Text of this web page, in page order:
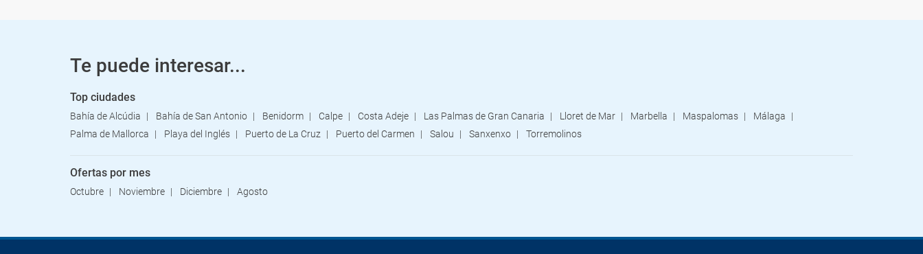
Te puede interesar...
Top ciudades
Bahía de Alcúdia Bahía de San Antonio Benidorm Calpe Costa Adeje Las Palmas de Gran Canaria Lloret de Mar Marbella Maspalomas
Málaga
Palma de Mallorca
Playa del Inglés Puerto de La Cruz Puerto del Carmen Salou Sanxenxo Torremolinos
Ofertas por mes
Octubre Noviembre Diciembre Agosto